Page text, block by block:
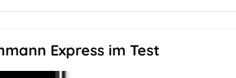
Express im Test